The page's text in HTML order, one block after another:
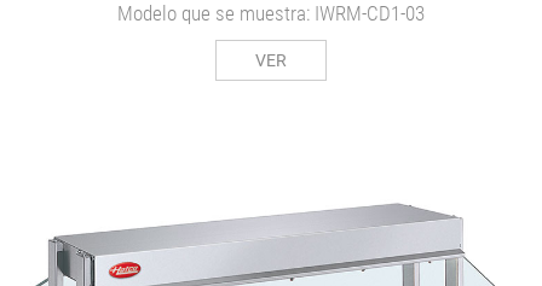
Modelo que se muestra: IWRM-CD1-03
VER